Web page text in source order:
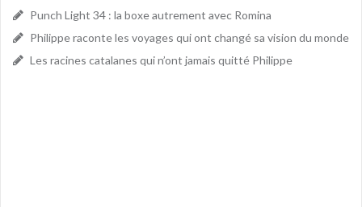
Punch Light 34 : la boxe autrement avec Romina
Philippe raconte les voyages qui ont changé sa vision du monde
Les racines catalanes qui n’ont jamais quitté Philippe